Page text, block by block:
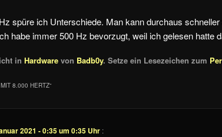
spüre ich Unterschiede. Man kann durchaus
habe immer 500 Hz bevorzugt, weil ich gelesen hatte
inHardware von Badb0y. Setze ein Lesezeichen zum
8.000 HERTZ“
2021 - 0:35 um 0:35 Uhr :